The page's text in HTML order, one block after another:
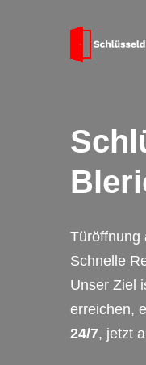
Türöffnung
Schnelle
Unser Ziel
erreichen,
24/7, jetzt